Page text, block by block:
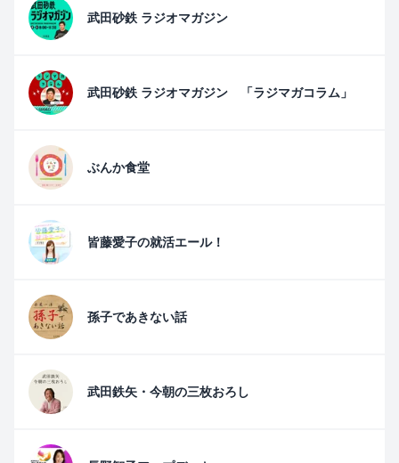
武田砂鉄 ラジオマガジン
武田砂鉄 ラジオマガジン 「ラジマガコラム」
ぶんか食堂
皆藤愛子の就活エール！
孫子であきない話
武田鉄矢・今朝の三枚おろし